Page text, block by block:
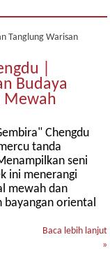
|
Budaya
Mewah
Chengdu
tanda
seni
ini menerangi
mewah dan
bayangan oriental
Baca lebih lanjut
»